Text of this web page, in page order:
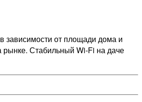
зависимости от площади дома и
рынке. Стабильный Wi-Fi на даче